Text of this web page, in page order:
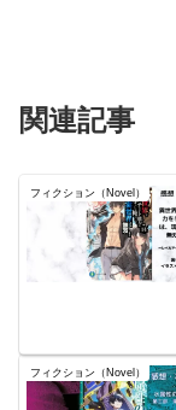
関連記事
フィクション（Novel）
フィクション（Novel）